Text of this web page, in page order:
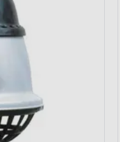
może być
i gniazd ptasich
podgrzewania i
żywnościowych